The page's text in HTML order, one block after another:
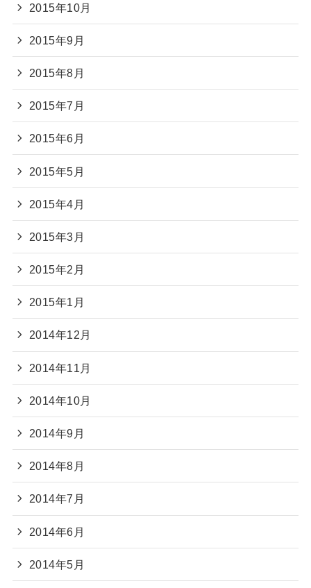
2015年10月
2015年9月
2015年8月
2015年7月
2015年6月
2015年5月
2015年4月
2015年3月
2015年2月
2015年1月
2014年12月
2014年11月
2014年10月
2014年9月
2014年8月
2014年7月
2014年6月
2014年5月